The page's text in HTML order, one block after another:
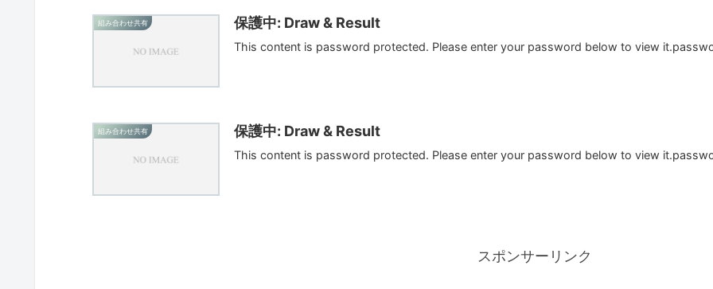
組み合わせ共有 保護中: Draw & Result
This content is password protected. Please enter your password below to view
組み合わせ共有 保護中: Draw & Result
This content is password protected. Please enter your password below to view
スポンサーリンク